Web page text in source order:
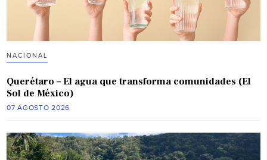
NACIONAL
Querétaro – El agua que transforma comunidades (El
Sol de México)
07 AGOSTO 2026